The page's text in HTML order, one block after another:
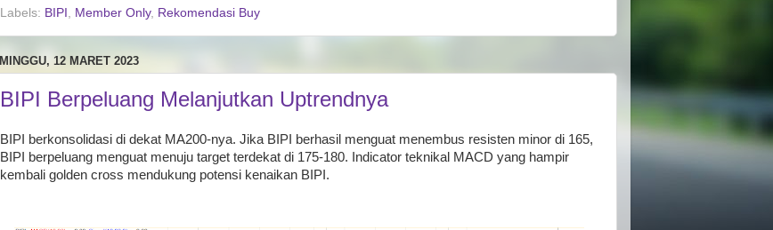
Labels: BIPI Member Only, Rekomendasi Buy
MINGGU, 12 MARET 2023
BIPI Berpeluang Melanjutkan Uptrendnya
BIPI berkonsolidasi di dekat MA200-nya. Jika BIPI berhasil menguat menembus resisten minor di 165,
BIPI berpeluang menguat menuju target terdekat di 175-180. Indicator teknikal MACD yang hampir
kembali golden cross mendukung potensi kenaikan BIPI.